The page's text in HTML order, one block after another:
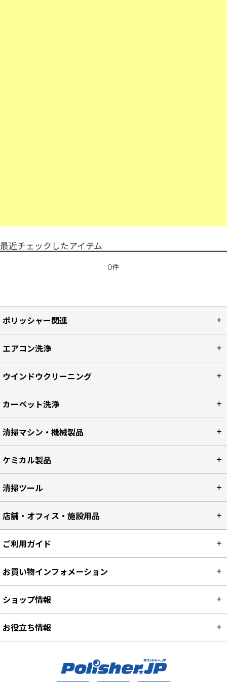
最近チェックしたアイテム
0件
ポリッシャー関連
エアコン洗浄
ウインドウクリーニング
カーペット洗浄
清掃マシン・機械製品
ケミカル製品
清掃ツール
店舗・オフィス・施設用品
ご利用ガイド
お買い物インフォメーション
ショップ情報
お役立ち情報